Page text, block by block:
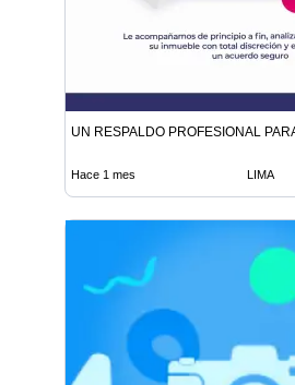
UN RESPALDO PROFESIONAL
Hace 1 mes LIMA